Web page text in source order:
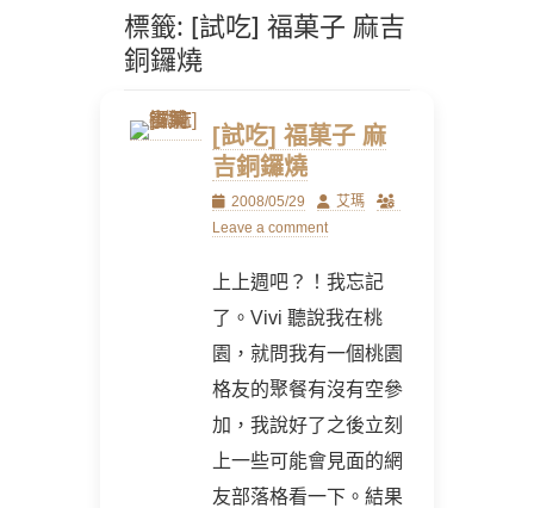
標籤: [試吃] 福菓子 麻吉
銅鑼燒
[試吃] 福菓子 麻
吉銅鑼燒
Posted
on
2008/05/29 Author
艾瑪
Leave a comment
上上週吧？！我忘記
了。Vivi 聽說我在桃
園，就問我有一個桃園
格友的聚餐有沒有空參
加，我說好了之後立刻
上一些可能會見面的網
友部落格看一下。結果